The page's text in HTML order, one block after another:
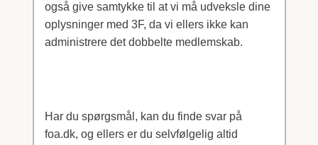
også give samtykke til at vi må udveksle dine
oplysninger med 3F, da vi ellers ikke kan
administrere det dobbelte medlemskab.
Har du spørgsmål, kan du finde svar på
foa.dk, og ellers er du selvfølgelig altid